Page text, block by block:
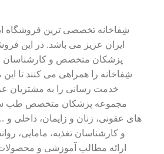
شِفاخانه تخصصی ترین فروشگاه
ایران عزیز می باشد. در این
پزشکان متخصص و کارشناسان
شِفاخانه را همراهی می کنند تا این
خدمت رسانی را به مشتریان
مجموعه پزشکان متخصص طب
های عفونی، زنان و زایمان، داخلی و
و کارشناسان تغذیه، مامایی،
ارائه مطالب آموزشی و